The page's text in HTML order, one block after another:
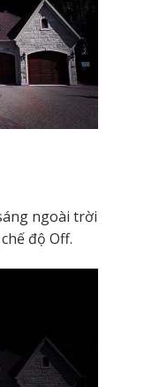
ngoài trời
độ Off.